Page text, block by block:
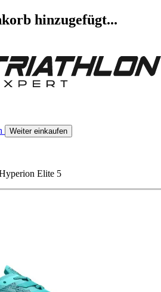
hinzugefügt...
Weiter einkaufen
Elite 5